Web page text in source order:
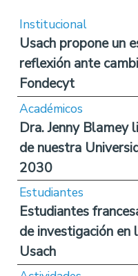
Institucional
Usach propone un
reflexión ante
Fondecyt
Académicos
Dra. Jenny Blamey
de nuestra
2030
Estudiantes
Estudiantes
de investigación en
Usach